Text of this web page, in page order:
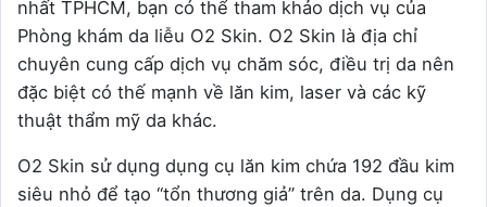
nhất TPHCM, bạn có thể tham khảo dịch vụ của
Phòng khám da liễu O2 Skin. O2 Skin là địa chỉ
chuyên cung cấp dịch vụ chăm sóc, điều trị da nên
đặc biệt có thế mạnh về lăn kim, laser và các kỹ
thuật thẩm mỹ da khác.
O2 Skin sử dụng dụng cụ lăn kim chứa 192 đầu kim
siêu nhỏ để tạo “tổn thương giả” trên da. Dụng cụ